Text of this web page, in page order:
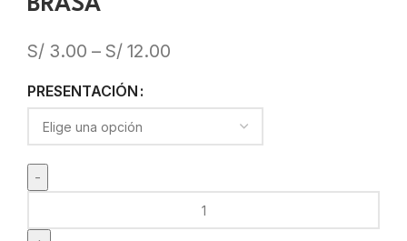
S/ 3.00 – S/ 12.00
PRESENTACIÓN